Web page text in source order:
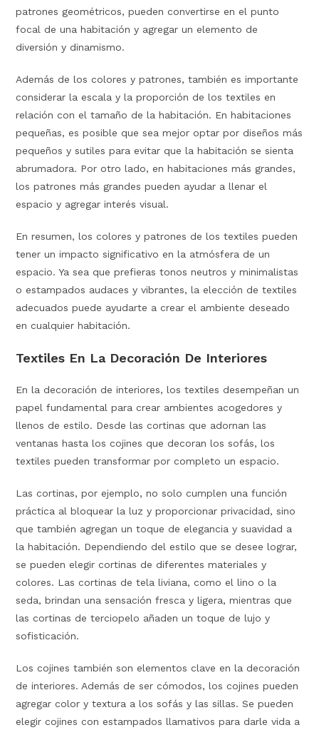
patrones geométricos, pueden convertirse en el punto
focal de una habitación y agregar un elemento de
diversión y dinamismo.
Además de los colores y patrones, también es importante
considerar la escala y la proporción de los textiles en
relación con el tamaño de la habitación. En habitaciones
pequeñas, es posible que sea mejor optar por diseños más
pequeños y sutiles para evitar que la habitación se sienta
abrumadora. Por otro lado, en habitaciones más grandes,
los patrones más grandes pueden ayudar a llenar el
espacio y agregar interés visual.
En resumen, los colores y patrones de los textiles pueden
tener un impacto significativo en la atmósfera de un
espacio. Ya sea que prefieras tonos neutros y minimalistas
o estampados audaces y vibrantes, la elección de textiles
adecuados puede ayudarte a crear el ambiente deseado
en cualquier habitación.
Textiles En La Decoración De Interiores
En la decoración de interiores, los textiles desempeñan un
papel fundamental para crear ambientes acogedores y
llenos de estilo. Desde las cortinas que adornan las
ventanas hasta los cojines que decoran los sofás, los
textiles pueden transformar por completo un espacio.
Las cortinas, por ejemplo, no solo cumplen una función
práctica al bloquear la luz y proporcionar privacidad, sino
que también agregan un toque de elegancia y suavidad a
la habitación. Dependiendo del estilo que se desee lograr,
se pueden elegir cortinas de diferentes materiales y
colores. Las cortinas de tela liviana, como el lino o la
seda, brindan una sensación fresca y ligera, mientras que
las cortinas de terciopelo añaden un toque de lujo y
sofisticación.
Los cojines también son elementos clave en la decoración
de interiores. Además de ser cómodos, los cojines pueden
agregar color y textura a los sofás y las sillas. Se pueden
elegir cojines con estampados llamativos para darle vida a